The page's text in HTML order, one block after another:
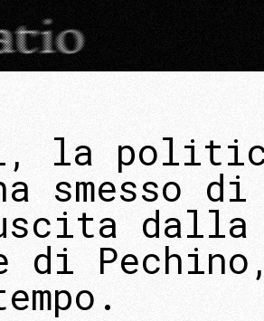
la
smesso di
dalla
di